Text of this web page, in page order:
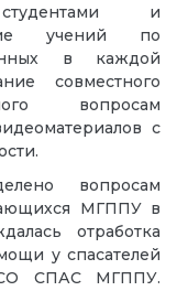
и
учений по
в каждой
совместного
вопросам
с
вопросам
МГППУ в
отработка
у спасателей
СПАС МГППУ.